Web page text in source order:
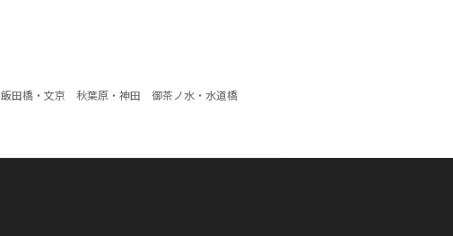
飯田橋・文京 秋葉原・神田
御茶ノ水・水道橋